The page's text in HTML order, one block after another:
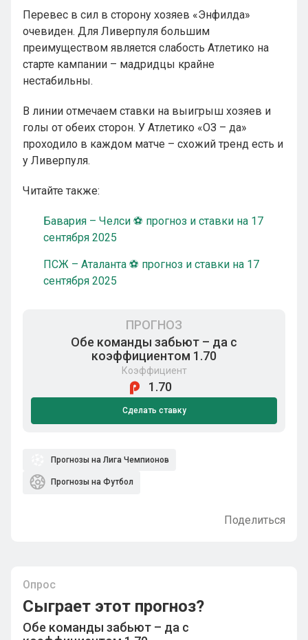
Перевес в сил в сторону хозяев «Энфилда»
очевиден. Для Ливерпуля большим
преимуществом является слабость Атлетико на
старте кампании – мадридцы крайне
нестабильны.
В линии отмечаем ставки на выигрыш хозяев и
голы от обеих сторон. У Атлетико «ОЗ – да»
проходило в каждом матче – схожий тренд есть и
у Ливерпуля.
Читайте также:
Бавария – Челси ⚽ прогноз и ставки на 17
сентября 2025
ПСЖ – Аталанта ⚽ прогноз и ставки на 17
сентября 2025
ПРОГНОЗ
Обе команды забьют – да с
коэффициентом 1.70
Коэффициент
1.70
Сделать ставку
Прогнозы на Лига Чемпионов
Прогнозы на Футбол
Поделиться
Опрос
Сыграет этот прогноз?
Обе команды забьют – да с